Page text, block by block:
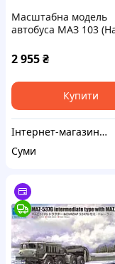
Масштабна модель
автобуса МАЗ 103
2 955₴
Купити
Інтернет-магазин "Luck-Lak"
Суми